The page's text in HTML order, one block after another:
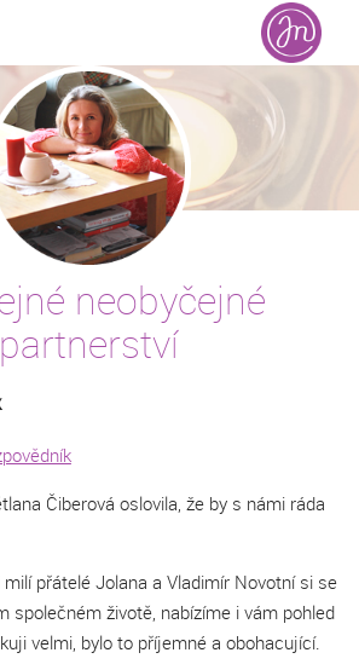
neobyčejné
partnerství
Čiberová oslovila, že by s námi ráda
přátelé Jolana a Vladimír Novotní si se
společném životě, nabízíme i vám pohled
velmi, bylo to příjemné a obohacující.